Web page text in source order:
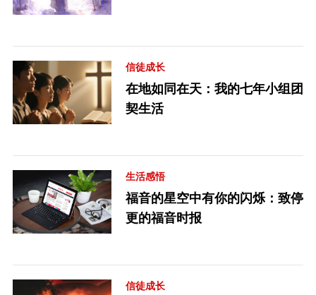
信徒成长
在地如同在天：我的七年小组团
契生活
生活感悟
福音的星空中有你的闪烁：致停
更的福音时报
信徒成长